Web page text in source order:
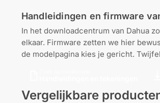
Handleidingen en firmware
In het downloadcentrum van Dahua
elkaar. Firmware zetten we hier
de modelpagina kies je gericht.
Vergelijkbare